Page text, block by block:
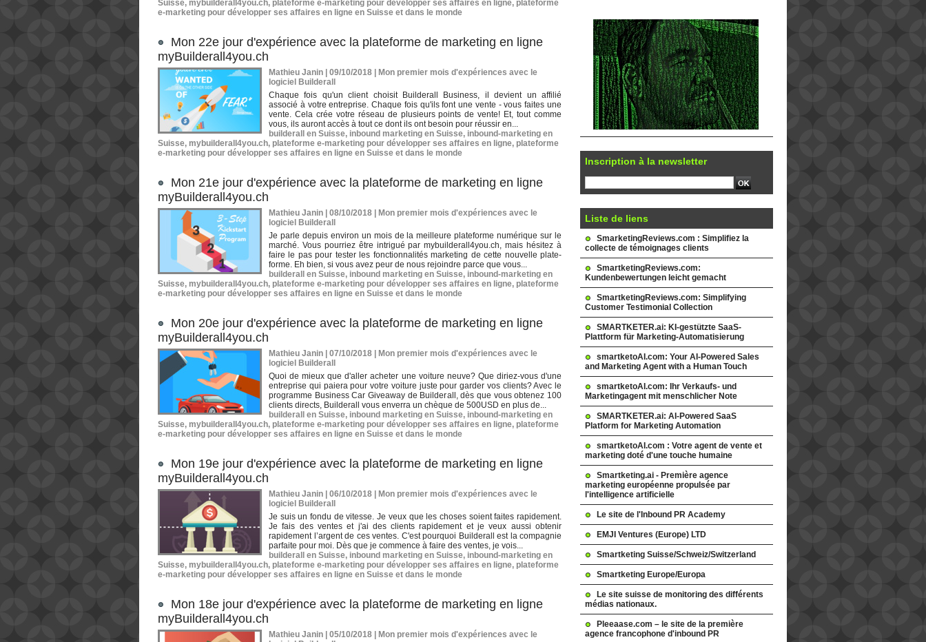
Suisse, mybuilderall4you.ch, plateforme e-marketing pour développer ses affaires en ligne, plateforme
e-marketing pour développer ses affaires en ligne en Suisse et dans le monde
Mon 22e jour d'expérience avec la plateforme de marketing en ligne
myBuilderall4you.ch
Mathieu Janin | 09/10/2018
Mon premier mois d'expériences avec le
logiciel Builderall
Chaque fois qu'un client choisit Builderall Business, il devient un affilié
associé à votre entreprise. Chaque fois qu'ils font une vente - vous faites une
vente. Cela crée votre réseau de plusieurs points de vente! Et, tout comme
vous, ils auront accès à tout ce dont ils ont besoin pour réussir en...
builderall en Suisse, inbound marketing en Suisse, inbound-marketing en
Suisse, mybuilderall4you.ch, plateforme e-marketing pour développer ses affaires en ligne, plateforme
e-marketing pour développer ses affaires en ligne en Suisse et dans le monde
Mon 21e jour d'expérience avec la plateforme de marketing en ligne
myBuilderall4you.ch
Mathieu Janin | 08/10/2018
Mon premier mois d'expériences avec le
logiciel Builderall
Je parle depuis environ un mois de la meilleure plateforme numérique sur le
marché. Vous pourriez être intrigué par mybuilderall4you.ch, mais hésitez à
faire le pas pour tester les fonctionnalités marketing de cette nouvelle plate-
forme. Eh bien, si vous avez peur de nous rejoindre parce que vous...
builderall en Suisse, inbound marketing en Suisse, inbound-marketing en
Suisse, mybuilderall4you.ch, plateforme e-marketing pour développer ses affaires en ligne, plateforme
e-marketing pour développer ses affaires en ligne en Suisse et dans le monde
Mon 20e jour d'expérience avec la plateforme de marketing en ligne
myBuilderall4you.ch
Mathieu Janin | 07/10/2018
Mon premier mois d'expériences avec le
logiciel Builderall
Quoi de mieux que d'aller acheter une voiture neuve? Que diriez-vous d'une
entreprise qui paiera pour votre voiture juste pour garder vos clients? Avec le
programme Business Car Giveaway de Builderall, dès que vous obtenez 100
clients directs, Builderall vous enverra un chèque de 500USD en plus de...
builderall en Suisse, inbound marketing en Suisse, inbound-marketing en
Suisse, mybuilderall4you.ch, plateforme e-marketing pour développer ses affaires en ligne, plateforme
e-marketing pour développer ses affaires en ligne en Suisse et dans le monde
Mon 19e jour d'expérience avec la plateforme de marketing en ligne
myBuilderall4you.ch
Mathieu Janin | 06/10/2018
Mon premier mois d'expériences avec le
logiciel Builderall
Je suis un fondu de vitesse. Je veux que les choses soient faites rapidement.
Je fais des ventes et j'ai des clients rapidement et je veux aussi obtenir
rapidement l’argent de ces ventes. C'est pourquoi Builderall est la compagnie
parfaite pour moi. Dès que je commence à faire des ventes, je vois...
builderall en Suisse, inbound marketing en Suisse, inbound-marketing en
Suisse, mybuilderall4you.ch, plateforme e-marketing pour développer ses affaires en ligne, plateforme
e-marketing pour développer ses affaires en ligne en Suisse et dans le monde
Mon 18e jour d'expérience avec la plateforme de marketing en ligne
myBuilderall4you.ch
Mathieu Janin | 05/10/2018
Mon premier mois d'expériences avec le
Inscription à la newsletter
Liste de liens
SmarketingReviews.com : Simplifiez la
collecte de témoignages clients
SmartketingReviews.com:
Kundenbewertungen leicht gemacht
SmartketingReviews.com: Simplifying
Customer Testimonial Collection
SMARTKETER.ai: KI-gestützte SaaS-
Plattform für Marketing-Automatisierung
smartketoAI.com: Your AI-Powered Sales
and Marketing Agent with a Human Touch
smartketoAI.com: Ihr Verkaufs- und
Marketingagent mit menschlicher Note
SMARTKETER.ai: AI-Powered SaaS
Platform for Marketing Automation
smartketoAI.com : Votre agent de vente et
marketing doté d'une touche humaine
Smartketing.ai - Première agence
marketing européenne propulsée par
l'intelligence artificielle
Le site de l'Inbound PR Academy
EMJI Ventures (Europe) LTD
Smartketing Suisse/Schweiz/Switzerland
Smartketing Europe/Europa
Le site suisse de monitoring des différents
médias nationaux.
Pleeaase.com – le site de la première
agence francophone d'inbound PR